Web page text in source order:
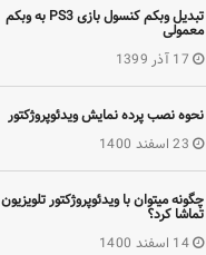
تبدیل وبکم کنسول بازی PS3 به وبکم
معمولی
17 آذر 1399
نحوه نصب پرده نمایش ویدئوپروژکتور
23 اسفند 1400
چگونه میتوان با ویدئوپروژکتور تلویزیون
تماشا کرد؟
14 اسفند 1400